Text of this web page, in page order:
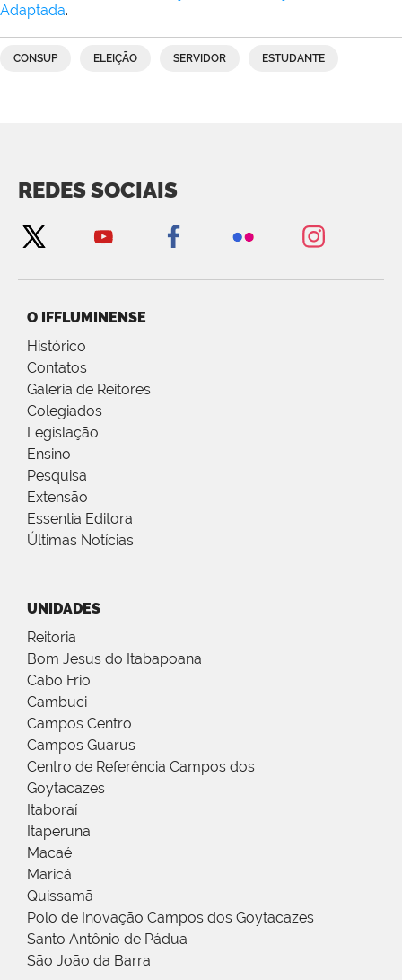
Adaptada.
CONSUP ELEIÇÃO SERVIDOR ESTUDANTE
REDES SOCIAIS
O IFFLUMINENSE
Histórico
Contatos
Galeria de Reitores
Colegiados
Legislação
Ensino
Pesquisa
Extensão
Essentia Editora
Últimas Notícias
UNIDADES
Reitoria
Bom Jesus do Itabapoana
Cabo Frio
Cambuci
Campos Centro
Campos Guarus
Centro de Referência Campos dos
Goytacazes
Itaboraí
Itaperuna
Macaé
Maricá
Quissamã
Polo de Inovação Campos dos Goytacazes
Santo Antônio de Pádua
São João da Barra